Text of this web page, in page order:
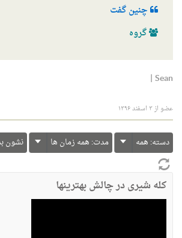
چنین گفت
گروه
Sean
|
عضو از ۳ اسفند ۱۳۹۶
دسته: همه مدت: همه زمان ها نشون
کله شیری در چالش بهترینها